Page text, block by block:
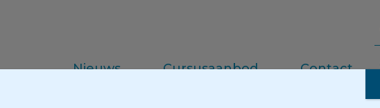
Nieuws Cursusaanbod Contact